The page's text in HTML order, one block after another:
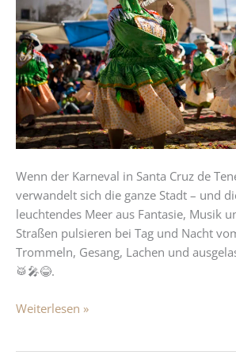
Wenn der Karneval in Santa Cruz de
verwandelt sich die ganze Stadt – und
leuchtendes Meer aus Fantasie, Musik
Straßen pulsieren bei Tag und Nacht
Trommeln, Gesang, Lachen und
🥁🎤😂.
Santa
Cruz
de
Tenerife:
Farben,
Musik
und
pure
Weiterlesen »